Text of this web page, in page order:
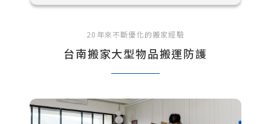
20年來不斷優化的搬家經驗
台南搬家大型物品搬運防護